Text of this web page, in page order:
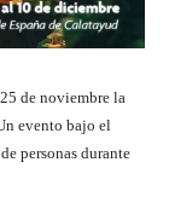
de noviembre la
evento bajo el
personas durante